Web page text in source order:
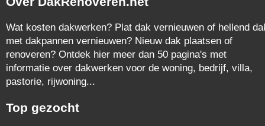
Wat kosten dakwerken? Plat dak vernieuwen of hellend
met dakpannen vernieuwen? Nieuw dak plaatsen of
renoveren? Ontdek hier meer dan 50 pagina's met
informatie over dakwerken voor de woning, bedrijf, villa,
pastorie, rijwoning...
Top gezocht